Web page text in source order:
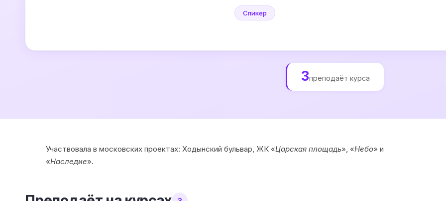
Спикер
3преподаёт курса
Участвовала в московских проектах: Ходынский бульвар, ЖК «Царская площадь», «Небо» и
«Наследие».